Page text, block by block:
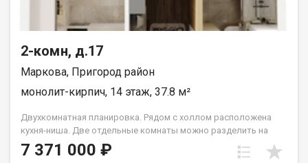
2-комн, д.17
Маркова, Пригород район
монолит-кирпич, 14 этаж, 37.8 м²
Двухкомнатная планировка. Рядом с холлом расположена
кухня-ниша. Две отдельные комнаты можно разделить на
спальню родителей и детскую или семейную комнату и
гостиную. Пространство пластично и позволяет создать
7 371 000 ₽